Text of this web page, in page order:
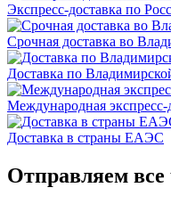
Экспресс-доставка по
Срочная доставка во
Доставка по
Международная экспресс-
Доставка в страны ЕАЭС
Отправляем все